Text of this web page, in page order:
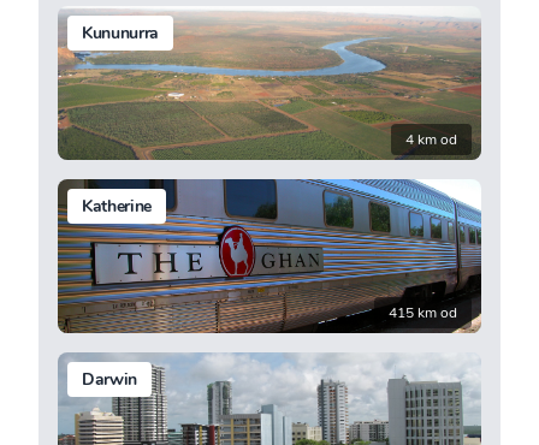
Kununurra
4 km od
Katherine
415 km od
Darwin